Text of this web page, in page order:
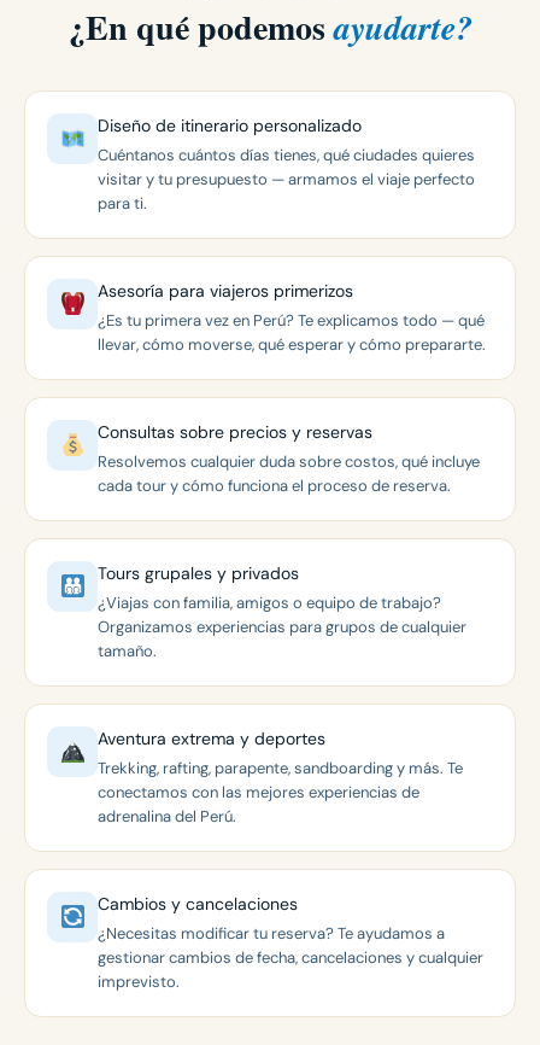
¿En qué podemosayudarte?
Diseño de itinerario personalizado
Cuéntanos cuántos días tienes, qué ciudades quieres
visitar y tu presupuesto — armamos el viaje perfecto
para ti.
Asesoría para viajeros primerizos
¿Es tu primera vez en Perú? Te explicamos todo — qué
llevar, cómo moverse, qué esperar y cómo prepararte.
Consultas sobre precios y reservas
Resolvemos cualquier duda sobre costos, qué incluye
cada tour y cómo funciona el proceso de reserva.
Tours grupales y privados
¿Viajas con familia, amigos o equipo de trabajo?
Organizamos experiencias para grupos de cualquier
tamaño.
Aventura extrema y deportes
Trekking, rafting, parapente, sandboarding y más. Te
conectamos con las mejores experiencias de
adrenalina del Perú.
Cambios y cancelaciones
¿Necesitas modificar tu reserva? Te ayudamos a
gestionar cambios de fecha, cancelaciones y cualquier
imprevisto.